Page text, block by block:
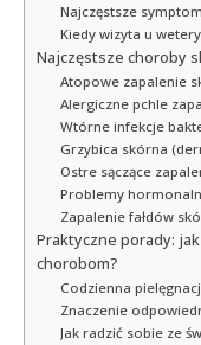
Najczęstsze
Kiedy wizyta u
Najczęstsze choroby
Atopowe zapalenie
Alergiczne pchle
Wtórne infekcje
Grzybica skórna
Ostre sączące
Problemy
Zapalenie fałdów
Praktyczne porady:
chorobom?
Codzienna
Znaczenie
Jak radzić sobie ze